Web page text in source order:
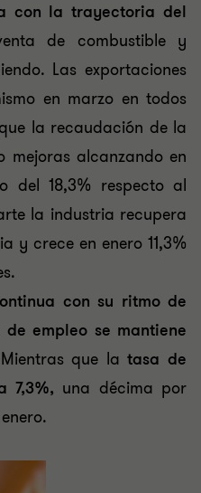
con la trayectoria del
de combustible y
Las exportaciones
en marzo en todos
la recaudación de la
mejoras alcanzando en
del 18,3% respecto al
la industria recupera
y crece en enero 11,3%
con su ritmo de
empleo se mantiene
Mientras que latasa de
7,3%, una décima por